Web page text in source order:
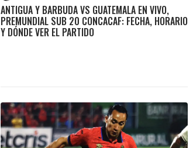
ANTIGUA Y BARBUDA VS GUATEMALA EN VIVO,
PREMUNDIAL SUB 20 CONCACAF: FECHA, HORARIO
Y DÓNDE VER EL PARTIDO